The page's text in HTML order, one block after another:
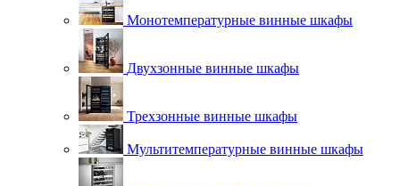
Монотемпературные винные шкафы
Двухзонные винные шкафы
Трехзонные винные шкафы
Мультитемпературные винные шкафы